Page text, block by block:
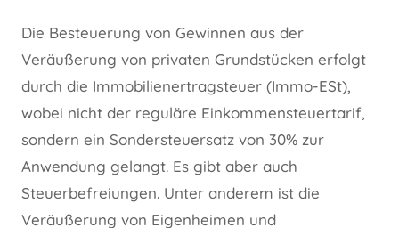
Die Besteuerung von Gewinnen aus der
Veräußerung von privaten Grundstücken erfolgt
durch die Immobilienertragsteuer (Immo-ESt),
wobei nicht der reguläre Einkommensteuertarif,
sondern ein Sondersteuersatz von 30% zur
Anwendung gelangt. Es gibt aber auch
Steuerbefreiungen. Unter anderem ist die
Veräußerung von Eigenheimen und